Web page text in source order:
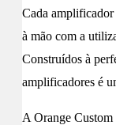
Cada
à mão com a
Construídos à
amplificadores é
A Orange Custom